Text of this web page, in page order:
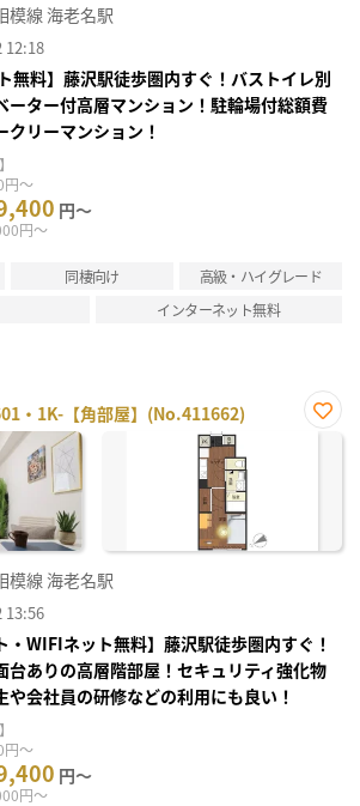
模線 海老名駅
12:18
無料】藤沢駅徒歩圏内すぐ！バストイレ別
ーター付高層マンション！駐輪場付総額費
リーマンション！
円～
円～
円～
同棲向け
高級・ハイグレード
インターネット無料
・1K-【角部屋】(No.411662)
お気
模線 海老名駅
13:56
・WIFIネット無料】藤沢駅徒歩圏内すぐ！
台ありの高層階部屋！セキュリティ強化物
会社員の研修などの利用にも良い！
円～
円～
円～